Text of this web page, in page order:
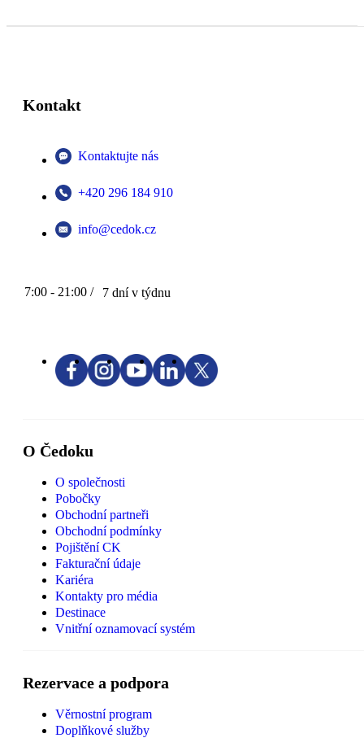
Kontakt
Kontaktujte nás
+420 296 184 910
info@cedok.cz
7:00 - 21:00 / 7 dní v týdnu
O Čedoku
O společnosti
Pobočky
Obchodní partneři
Obchodní podmínky
Pojištění CK
Fakturační údaje
Kariéra
Kontakty pro média
Destinace
Vnitřní oznamovací systém
Rezervace a podpora
Věrnostní program
Doplňkové služby